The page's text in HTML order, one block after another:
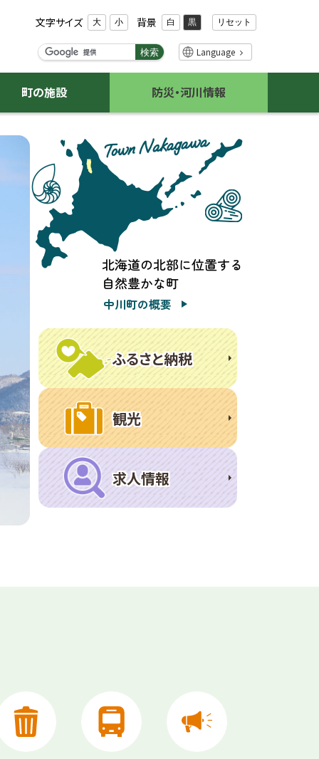
文字サイズ 大 小 背景 白 黒 リセット
検
ー
ワ
検索 Language
町の施設 防災・河川情報
中川町の概要
ふるさと納税
観光
求人情報